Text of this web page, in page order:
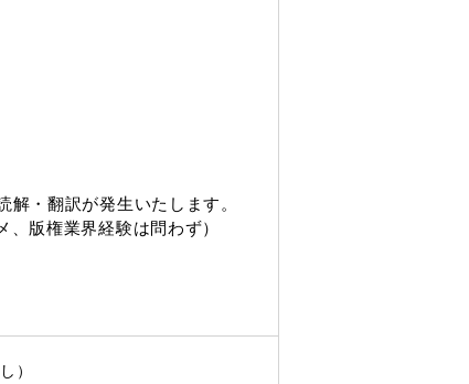
解 ・翻訳が発生いたします。
版権業界経験は問わず）
）